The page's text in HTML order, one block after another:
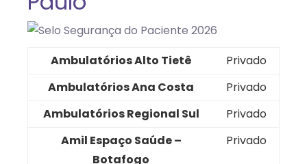
Ambulatórios Alto Tietê
Privado
Ambulatórios Ana Costa
Privado
Ambulatórios Regional Sul
Privado
Amil Espaço Saúde –
Botafogo
Privado